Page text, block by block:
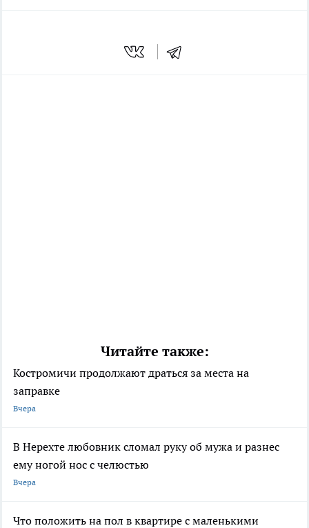
Читайте также:
Костромичи продолжают драться за места на
заправке
Вчера
В Нерехте любовник сломал руку об мужа и разнес
ему ногой нос с челюстью
Вчера
Что положить на пол в квартире с маленькими